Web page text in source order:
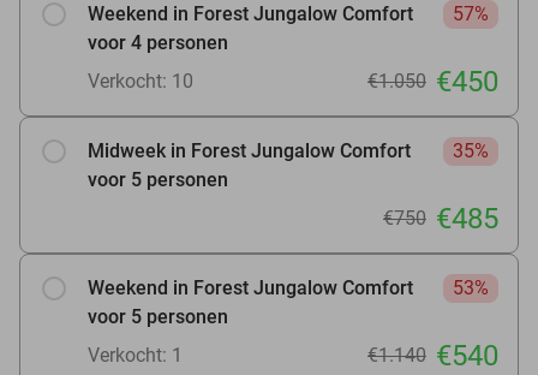
Weekend in Forest Jungalow Comfort
voor 4 personen
57%
Verkocht: 10 €1.050 €450
Midweek in Forest Jungalow Comfort
voor 5 personen
35%
€750 €485
Weekend in Forest Jungalow Comfort
voor 5 personen
53%
Verkocht: 1 €1.140 €540